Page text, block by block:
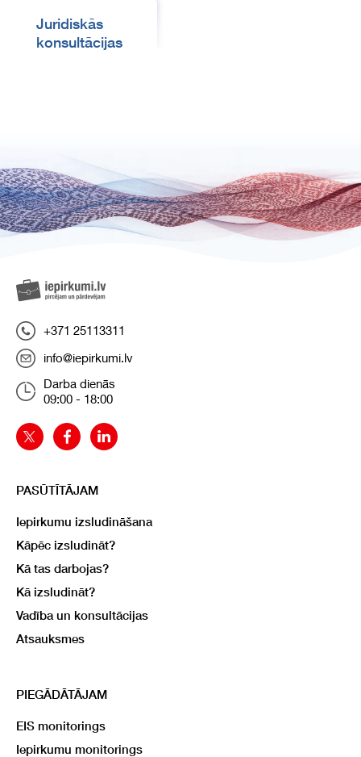
Juridiskās
konsultācijas
+371 25113311
info@iepirkumi.lv
Darba dienās
09:00 - 18:00
PASŪTĪTĀJAM
Iepirkumu izsludināšana
Kāpēc izsludināt?
Kā tas darbojas?
Kā izsludināt?
Vadība un konsultācijas
Atsauksmes
PIEGĀDĀTĀJAM
EIS monitorings
Iepirkumu monitorings